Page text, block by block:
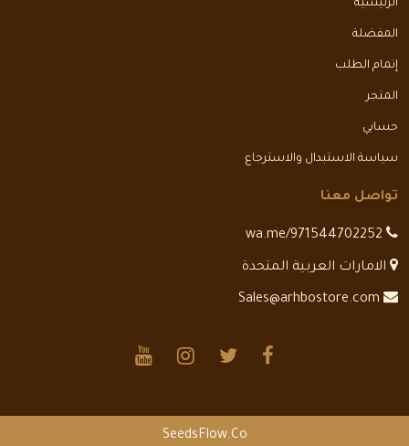
الرئيسية
المفضلة
إتمام الطلب
المتجر
حسابي
سياسة الاستبدال والاسترجاع
تواصل معنا
الامارات العربية المتحدة
SeedsFlow.Co